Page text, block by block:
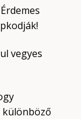
vegyes
különböző